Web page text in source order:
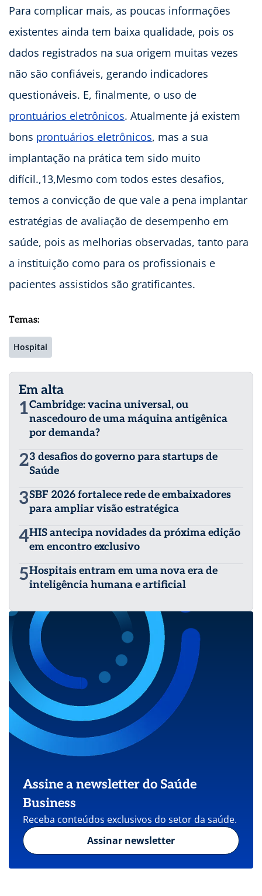
Para complicar mais, as poucas informações
existentes ainda tem baixa qualidade, pois os
dados registrados na sua origem muitas vezes
não são confiáveis, gerando indicadores
questionáveis. E, finalmente, o uso de
prontuários eletrônicos. Atualmente já existem
bons prontuários eletrônicos, mas a sua
implantação na prática tem sido muito
difícil.,13,Mesmo com todos estes desafios,
temos a convicção de que vale a pena implantar
estratégias de avaliação de desempenho em
saúde, pois as melhorias observadas, tanto para
a instituição como para os profissionais e
pacientes assistidos são gratificantes.
Temas:
Hospital
Em alta
1Cambridge: vacina universal, ou
nascedouro de uma máquina antigênica
por demanda?
23 desafios do governo para startups de
Saúde
3SBF 2026 fortalece rede de embaixadores
para ampliar visão estratégica
4HIS antecipa novidades da próxima edição
em encontro exclusivo
5Hospitais entram em uma nova era de
inteligência humana e artificial
Assine a newsletter do Saúde
Business
Receba conteúdos exclusivos do setor da saúde.
Assinar newsletter